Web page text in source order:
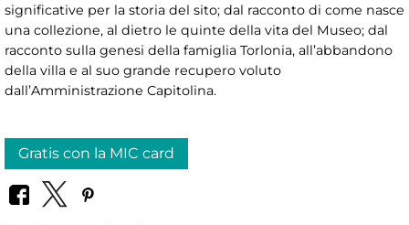
significative per la storia del sito; dal racconto di come nasce
una collezione, al dietro le quinte della vita del Museo; dal
racconto sulla genesi della famiglia Torlonia, all’abbandono
della villa e al suo grande recupero voluto
dall’Amministrazione Capitolina.
Gratis con la MIC card